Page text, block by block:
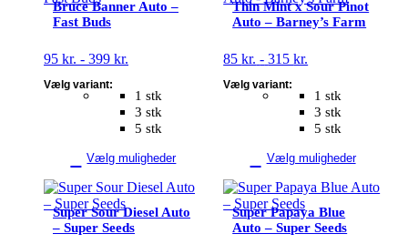
Bruce Banner Auto –
Fast Buds
95 kr. - 399 kr.
til
399 kr.
1 stk
3 stk
5 stk
Vælg variant:
Vælg muligheder
har
flere
Mulighederne
kan
vælges
Thin Mint x Sour Pinot
Auto – Barney’s Farm
85kr. - 315kr.
til
315 kr.
1 stk
3 stk
5 stk
Vælg variant:
Vælg muligheder
har
flere
Mulighederne
kan
vælges
Super Sour Diesel Auto
– Super Seeds
Dette
vare
har
flere
Super Papaya Blue
Auto – Super Seeds
Dette
vare
har
flere